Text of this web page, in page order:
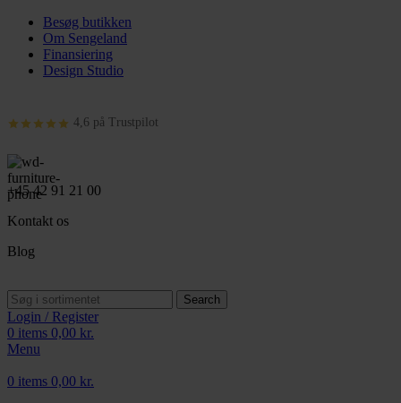
Besøg butikken
Om Sengeland
Finansiering
Design Studio
4,6 på Trustpilot
+45 42 91 21 00
Kontakt os
Blog
Search
Login / Register
0 items 0,00 kr.
Menu
0 items 0,00 kr.